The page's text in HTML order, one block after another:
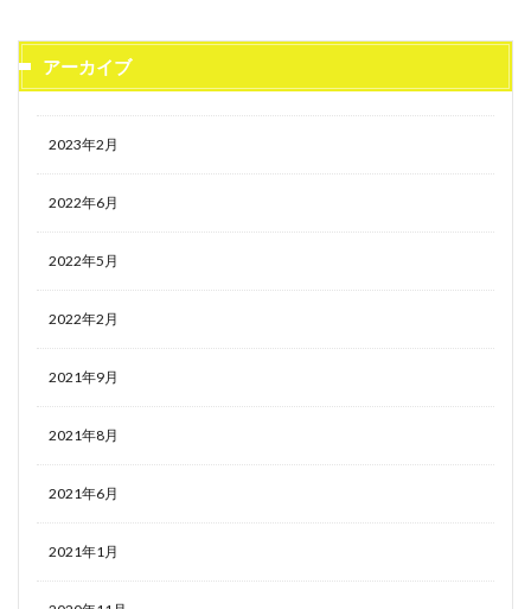
アーカイブ
2023年2月
2022年6月
2022年5月
2022年2月
2021年9月
2021年8月
2021年6月
2021年1月